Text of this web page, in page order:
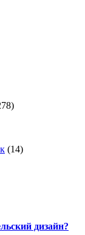
(14)
дизайн?